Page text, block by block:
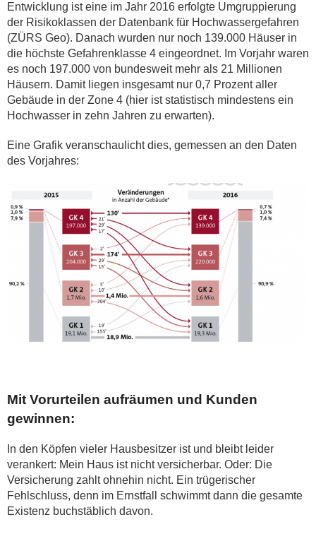
Entwicklung ist eine im Jahr 2016 erfolgte Umgruppierung
der Risikoklassen der Datenbank für Hochwassergefahren
(ZÜRS Geo). Danach wurden nur noch 139.000 Häuser in
die höchste Gefahrenklasse 4 eingeordnet. Im Vorjahr waren
es noch 197.000 von bundesweit mehr als 21 Millionen
Häusern. Damit liegen insgesamt nur 0,7 Prozent aller
Gebäude in der Zone 4 (hier ist statistisch mindestens ein
Hochwasser in zehn Jahren zu erwarten).
Eine Grafik veranschaulicht dies, gemessen an den Daten
des Vorjahres:
Mit Vorurteilen aufräumen und Kunden
gewinnen:
In den Köpfen vieler Hausbesitzer ist und bleibt leider
verankert: Mein Haus ist nicht versicherbar. Oder: Die
Versicherung zahlt ohnehin nicht. Ein trügerischer
Fehlschluss, denn im Ernstfall schwimmt dann die gesamte
Existenz buchstäblich davon.